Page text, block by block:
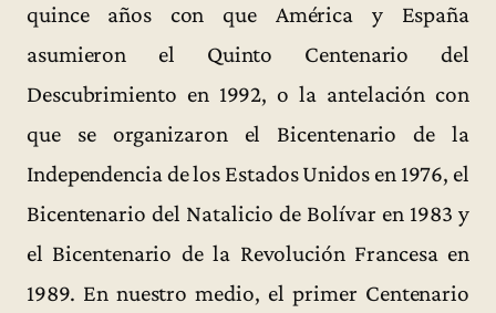
quince años con que América y España
asumieron el Quinto Centenario del
Descubrimiento en 1992, o la antelación con
que se organizaron el Bicentenario de la
Independencia de los Estados Unidos en 1976, el
Bicentenario del Natalicio de Bolívar en 1983 y
el Bicentenario de la Revolución Francesa en
1989. En nuestro medio, el primer Centenario